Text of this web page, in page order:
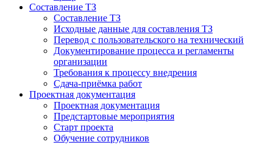
Составление ТЗ
Составление ТЗ
Исходные данные для составления ТЗ
Перевод с пользовательского на технический
Документирование процесса и регламенты
организации
Требования к процессу внедрения
Сдача-приёмка работ
Проектная документация
Проектная документация
Предстартовые мероприятия
Старт проекта
Обучение сотрудников